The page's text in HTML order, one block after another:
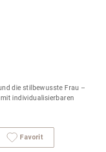
die stilbewusste Frau –
individualisierbaren
Favorit